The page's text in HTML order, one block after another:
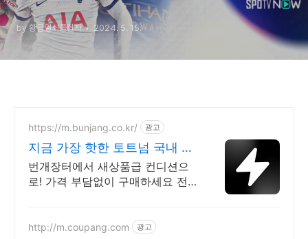
by 황금열쇠를쥔자 2024. 5. 15.
https://m.bunjang.co.kr/ 광고
지금 가장 핫한 토트넘 국내 최
대 브랜드 중고거래
번개장터에서 새상품급 컨디션으
로! 가격 부담없이 구매하세요 전
품 업로드
http://m.coupang.com 광고